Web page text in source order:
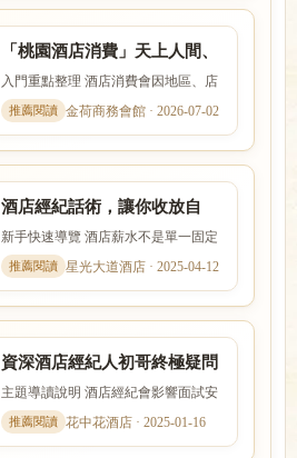
「桃園酒店消費」天上人間、
帝豪酒店、星殿、大英帝國酒
店幹部
入門重點整理 酒店消費會因地區、店
型、裝潢、客群與服務內容而有差
異。本文以「「桃園酒店消費...
金荷商務會館 · 2026-07-02
酒店經紀話術，讓你收放自
如！兼差，兼職、日領高薪
新手快速導覽 酒店薪水不是單一固定
數字，而是受到店型、出勤時段、節
數、客源與個人條件影響。...
星光大道酒店 · 2025-04-12
資深酒店經紀人初哥終極疑問
︰酒店小姐好不好把？
主題導讀說明 酒店經紀會影響面試安
排、工作介紹、薪資說明與新人安全
感。本文以「資深酒店經紀...
花中花酒店 · 2025-01-16